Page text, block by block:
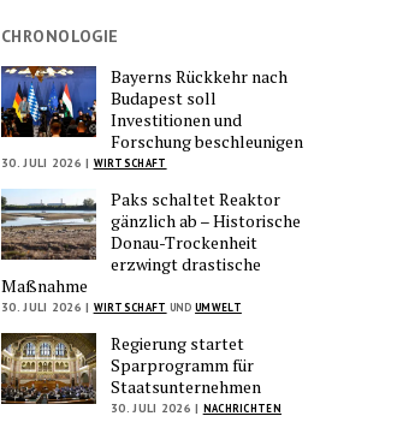
CHRONOLOGIE
Bayerns Rückkehr nach
Budapest soll
Investitionen und
Forschung beschleunigen
30. JULI 2026 | WIRTSCHAFT
Paks schaltet Reaktor
gänzlich ab – Historische
Donau-Trockenheit
erzwingt drastische
Maßnahme
30. JULI 2026 | WIRTSCHAFT UNDUMWELT
Regierung startet
Sparprogramm für
Staatsunternehmen
30. JULI 2026 | NACHRICHTEN